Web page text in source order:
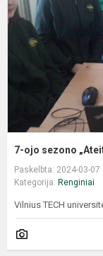
7-ojo sezono
Paskelbta: 2024-03-07
Kategorija: Renginiai
Vilnius TECH